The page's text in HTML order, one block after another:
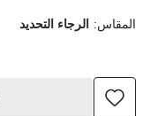
المقاس: الرجاء التحديد